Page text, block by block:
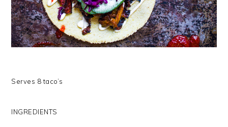
Serves 8 taco’s
INGREDIENTS